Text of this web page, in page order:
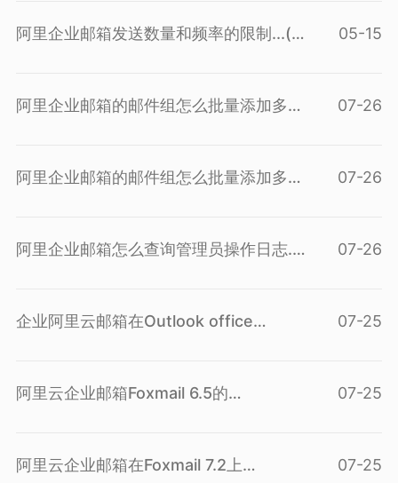
查看问答)
阿里企业邮箱发送数量和频率的限制...(
查看问答)
05-15
阿里企业邮箱的邮件组怎么批量添加多
个...(查看问答)
07-26
阿里企业邮箱的邮件组怎么批量添加多
个...(查看问答)
07-26
阿里企业邮箱怎么查询管理员操作日志...(
查看问答 )
07-26
企业阿里云邮箱在Outlook office
2010...( 查看问答
07-25
阿里云企业邮箱Foxmail 6.5的
POP3/IMAP...(查看问答 )
07-25
阿里云企业邮箱在Foxmail 7.2上 07-25